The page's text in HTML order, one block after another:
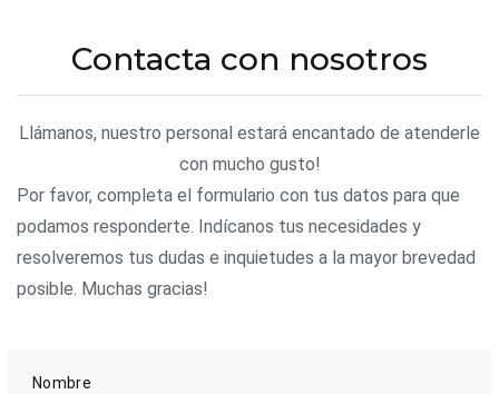
Contacta con nosotros
Llámanos, nuestro personal estará encantado de atenderle
con mucho gusto!
Por favor, completa el formulario con tus datos para que
podamos responderte. Indícanos tus necesidades y
resolveremos tus dudas e inquietudes a la mayor brevedad
posible. Muchas gracias!
Nombre